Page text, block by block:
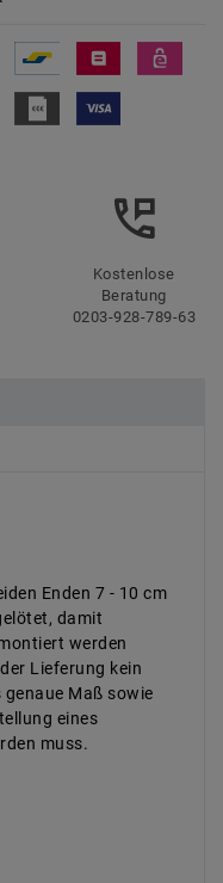
Kostenlose
Beratung
0203-928-789-63
Enden 7 - 10 cm
damit
werden
Lieferung kein
Maß sowie
eines
muss.